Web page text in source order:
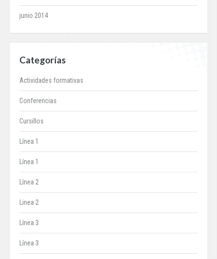
junio 2014
Categorías
Actividades formativas
Conferencias
Cursillos
Línea 1
Línea 1
Línea 2
Linea 2
Línea 3
Línea 3